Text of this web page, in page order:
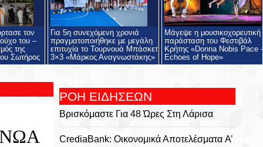
τον
του –
της
Σωτήρος
Για 5η συνεχόμενη χρονιά
πραγματοποιήθηκε με μεγάλη
επιτυχία το Τουρνουά Μπάσκετ
3×3 «Μάρκος Αναγνωστάκης»
Μάγεψε η μουσικοχορευτική
παράσταση του Φεστιβάλ
Κρήτης «Donna Nobis Pace
Echoes of Hope»
ΡΟΗ ΕΙΔΗΣΕΩΝ
Βρισκόμαστε Για 48 Ώρες Στη Λάρισα
CrediaBank: Οικονομικά Αποτελέσματα A’